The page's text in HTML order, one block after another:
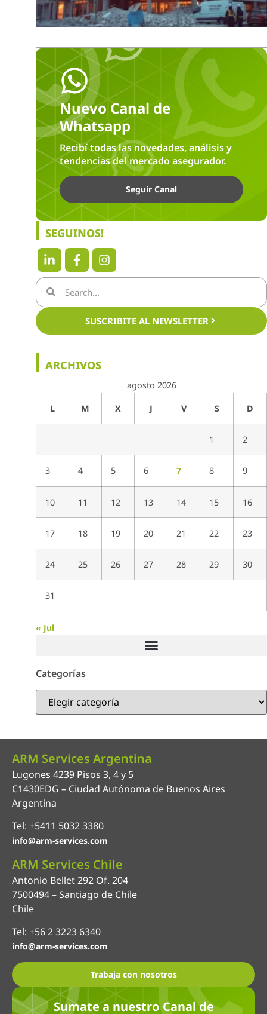
Nuevo Canal de
Whatsapp
Recibí todas las novedades, análisis y
tendencias del mercado asegurador.
Seguir Canal
SEGUINOS!
SUSCRIBITE AL NEWSLETTER
ARCHIVOS
agosto 2026
L M X J V S D
1 2
3 4 5 6 7 8 9
10 11 12 13 14 15 16
17 18 19 20 21 22 23
24 25 26 27 28 29 30
31
« Jul
Categorías
ARM Services Argentina
Lugones 4239 Pisos 3, 4 y 5
C1430EDG – Ciudad Autónoma de Buenos Aires
Argentina
Tel: +5411 5032 3380
info@arm-services.com
ARM Services Chile
Antonio Bellet 292 Of. 204
7500494 – Santiago de Chile
Chile
Tel: +56 2 3223 6340
info@arm-services.com
Trabaja con nosotros
Sumate a nuestro Canal de